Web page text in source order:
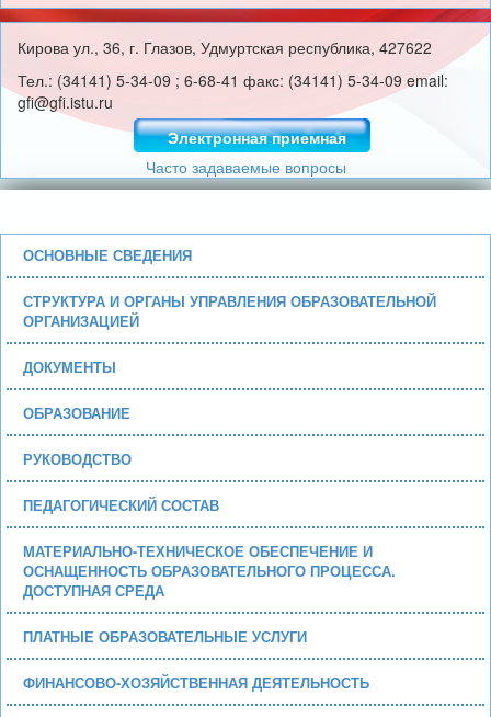
Кирова ул., 36, г. Глазов, Удмуртская республика, 427622
Тел.: (34141) 5-34-09 ; 6-68-41 факс: (34141) 5-34-09 email:
gfi@gfi.istu.ru
Электронная приемная
Часто задаваемые вопросы
ОСНОВНЫЕ СВЕДЕНИЯ
СТРУКТУРА И ОРГАНЫ УПРАВЛЕНИЯ ОБРАЗОВАТЕЛЬНОЙ
ОРГАНИЗАЦИЕЙ
ДОКУМЕНТЫ
ОБРАЗОВАНИЕ
РУКОВОДСТВО
ПЕДАГОГИЧЕСКИЙ СОСТАВ
МАТЕРИАЛЬНО-ТЕХНИЧЕСКОЕ ОБЕСПЕЧЕНИЕ И
ОСНАЩЕННОСТЬ ОБРАЗОВАТЕЛЬНОГО ПРОЦЕССА.
ДОСТУПНАЯ СРЕДА
ПЛАТНЫЕ ОБРАЗОВАТЕЛЬНЫЕ УСЛУГИ
ФИНАНСОВО-ХОЗЯЙСТВЕННАЯ ДЕЯТЕЛЬНОСТЬ